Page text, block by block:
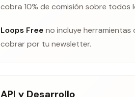
cobra 10% de comisión sobre todos
Loops Free no incluye
cobrar por tu newsletter.
API y Desarrollo